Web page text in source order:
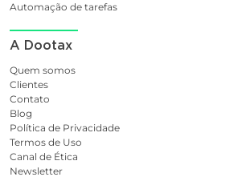
Automação de tarefas
A Dootax
Quem somos
Clientes
Contato
Blog
Política de Privacidade
Termos de Uso
Canal de Ética
Newsletter